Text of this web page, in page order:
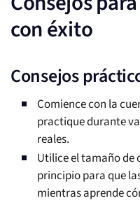
con éxito
Consejos
Comience con la
practique durante
reales.
Utilice el tamaño de
principio para que
mientras aprende